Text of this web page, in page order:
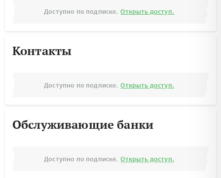
Доступно по подписке. Открыть доступ.
Контакты
Доступно по подписке. Открыть доступ.
Обслуживающие банки
Доступно по подписке. Открыть доступ.